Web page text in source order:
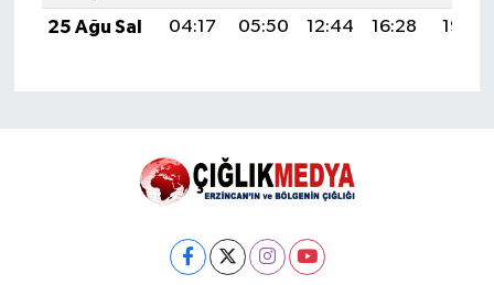
25 Ağu Sal
04:17 05:50 12:44 16:28 19:28